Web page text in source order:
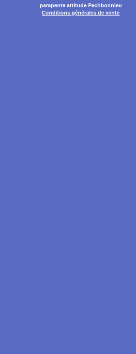
parapente attitude Pechbonnieu
Conditions générales de vente